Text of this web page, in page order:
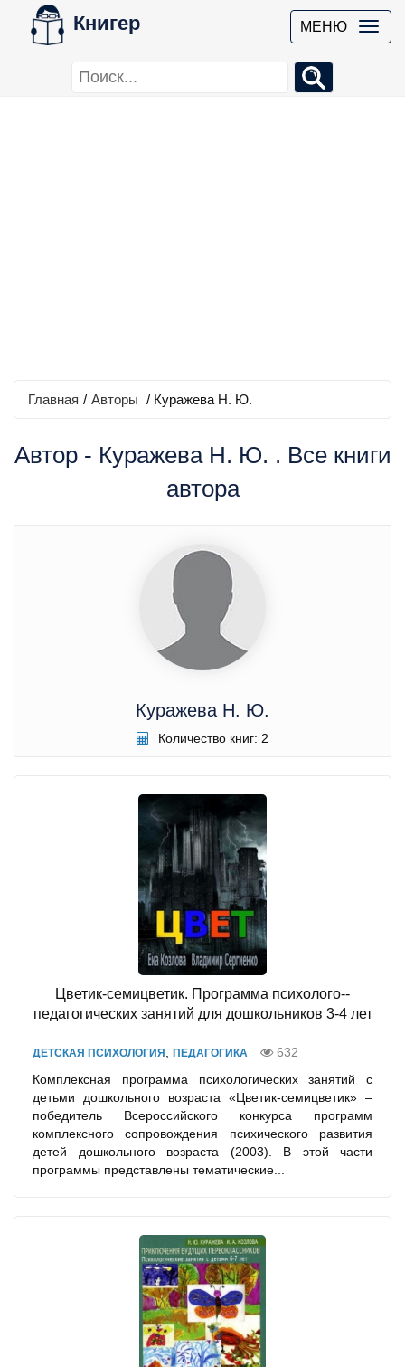
Книгер МЕНЮ
Главная / Авторы / Куражева Н. Ю.
Автор - Куражева Н. Ю. . Все книги
автора
Куражева Н. Ю.
Количество книг: 2
Цветик-­семицветик. Программа психолого-­
педагогических занятий для дошкольников 3-4 лет
ДЕТСКАЯ ПСИХОЛОГИЯ ПЕДАГОГИКА
632
Комплексная программа психологических занятий с
детьми дошкольного возраста «Цветик-семицветик» –
победитель Всероссийского конкурса программ
комплексного сопровождения психического развития
детей дошкольного возраста (2003). В этой части
программы представлены тематические...